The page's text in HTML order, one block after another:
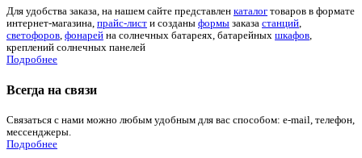
Для удобства заказа, на нашем сайте представлен каталог товаров в формате
интернет-магазина, прайс-лист и созданы формы заказа станций,
светофоров, фонарей на солнечных батареях, батарейных шкафов,
креплений солнечных панелей
Подробнее
Всегда на связи
Связаться с нами можно любым удобным для вас способом: e-mail, телефон,
мессенджеры.
Подробнее